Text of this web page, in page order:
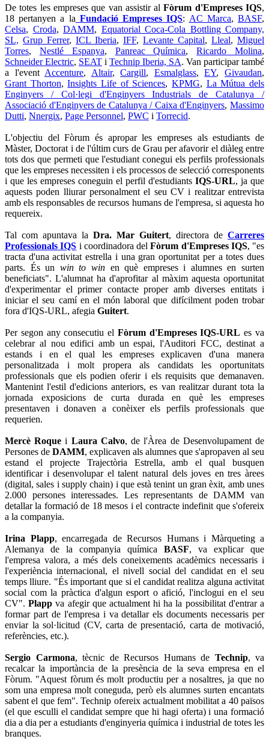
De totes les empreses que van assistir alFòrum d'Empreses IQS,
18 pertanyen a la Fundació Empreses IQS: AC Marca,BASF,
Celsa, Croda, DAMM, Equatorial Coca-Cola Bottling Company,
SL, Grup Ferrer, ICL Iberia, IFF, Levante Capital, Lleal, Miguel
Torres, Nestlé Espanya, Panreac Química,Ricardo Molina,
Schneider Electric, SEAT i Technip Iberia, SA. Van participar també
a l'event Accenture, Altair,Cargill, Esmalglass,EY,Givaudan,
Grant Thorton,Insights Life of Sciences,KPMG, La Mútua dels
Enginyers / Col·legi d'Enginyers Industrials de Catalunya /
Associació d'Enginyers de Catalunya / Caixa d'Enginyers,Massimo
Dutti, Nnergix, Page Personnel, PWC i Torrecid.
L'objectiu del Fòrum és apropar les empreses als estudiants de
Màster, Doctorat i de l'últim curs de Grau per afavorir el diàleg entre
tots dos que permeti que l'estudiant conegui els perfils professionals
que les empreses necessiten i els processos de selecció corresponents
i que les empreses coneguin el perfil d'estudiants IQS-URL, ja que
aquests poden lliurar personalment el seu CV i realitzar entrevista
amb els responsables de recursos humans de l'empresa, si aquesta ho
requereix.
Tal com apuntava la Dra. Mar Guitert, directora de Carreres
Professionals IQS i coordinadora delFòrum d'Empreses IQS, "es
tracta d'una activitat estrella i una gran oportunitat per a totes dues
parts. És un win to winen què empreses i alumnes en surten
beneficiats". L'alumnat ha d'aprofitar al màxim aquesta oportunitat
d'experimentar el primer contacte proper amb diverses entitats i
iniciar el seu camí en el món laboral que difícilment poden trobar
fora d'IQS-URL, afegia Guitert.
Per segon any consecutiu el Fòrum d'Empreses IQS-URL es va
celebrar al nou edifici amb un espai, l'Auditori FCC, destinat a
estands i en el qual les empreses explicaven d'una manera
personalitzada i molt propera als candidats les oportunitats
professionals que els podien oferir i els requisits que demanaven.
Mantenint l'estil d'edicions anteriors, es van realitzar durant tota la
jornada exposicions de curta durada en què les empreses
presentaven i donaven a conèixer els perfils professionals que
requerien.
Mercè Roque i Laura Calvo, de l'Àrea de Desenvolupament de
Persones de DAMM, explicaven als alumnes que s'apropaven al seu
estand el projecte Trajectòria Estrella, amb el qual busquen
identificar i desenvolupar el talent natural dels joves en tres àrees
(digital, sales i supply chain) i que està tenint un gran èxit, amb unes
2.000 persones interessades. Les representants de DAMM van
detallar la formació de 18 mesos i el contracte indefinit que s'ofereix
a la companyia.
Irina Plapp, encarregada de Recursos Humans i Màrqueting a
Alemanya de la companyia química BASF, va explicar que
l'empresa valora, a més dels coneixements acadèmics necessaris i
l'experiència internacional, el nivell social del candidat en el seu
temps lliure. "És important que si el candidat realitza alguna activitat
social com la pràctica d'algun esport o afició, l'inclogui en el seu
CV".Plapp va afegir que actualment hi ha la possibilitat d'entrar a
formar part de l'empresa i va detallar els documents necessaris per
enviar la sol·licitud (CV, carta de presentació, carta de motivació,
referències, etc.).
Sergio Carmona, tècnic de Recursos Humans de Technip, va
recalcar la importància de la presència de la seva empresa en el
Fòrum. "Aquest fòrum és molt productiu per a nosaltres, ja que no
som una empresa molt coneguda, però els alumnes surten encantats
sabent el que fem". Technip ofereix actualment mobilitat a 40 països
(el que esculli el candidat sempre que hi hagi oferta) i una formació
dia a dia per a estudiants d'enginyeria química i industrial de totes les
branques.